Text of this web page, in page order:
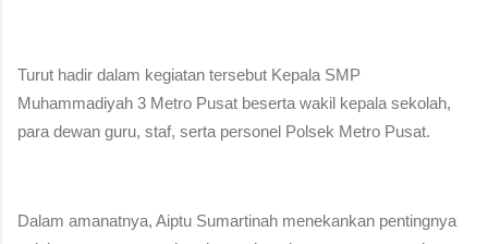
Turut hadir dalam kegiatan tersebut Kepala SMP
Muhammadiyah 3 Metro Pusat beserta wakil kepala sekolah,
para dewan guru, staf, serta personel Polsek Metro Pusat.
Dalam amanatnya, Aiptu Sumartinah menekankan pentingnya